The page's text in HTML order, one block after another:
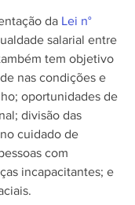
da Lei n°
salarial entre
tem objetivo
nas condições e
oportunidades de
divisão das
cuidado de
com
incapacitantes; e